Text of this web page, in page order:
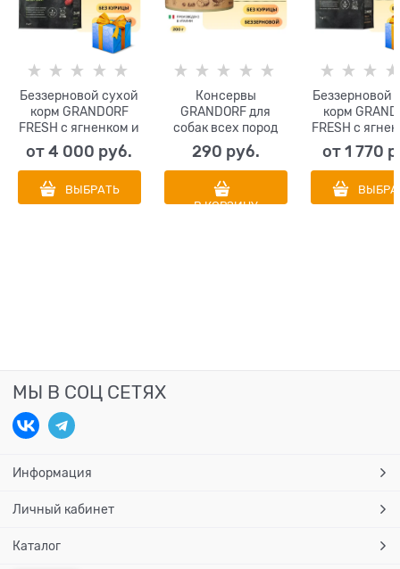
Беззерновой сухой
корм GRANDORF
FRESH с ягненком и
бататом для
взрослых собак
Adult MAXI
Lamb&Sweet Potato
от4 000 руб.
ВЫБРАТЬ
Консервы
GRANDORF для
собак всех пород
Паштет из индейки
с яблоком и
290 руб.
В КОРЗИНУ
Беззерновой
корм
FRESH с
бататом
юниоров
Junior
Lamb&Sweet
от1 770
МЫ В СОЦ СЕТЯХ
Информация
Личный кабинет
Каталог